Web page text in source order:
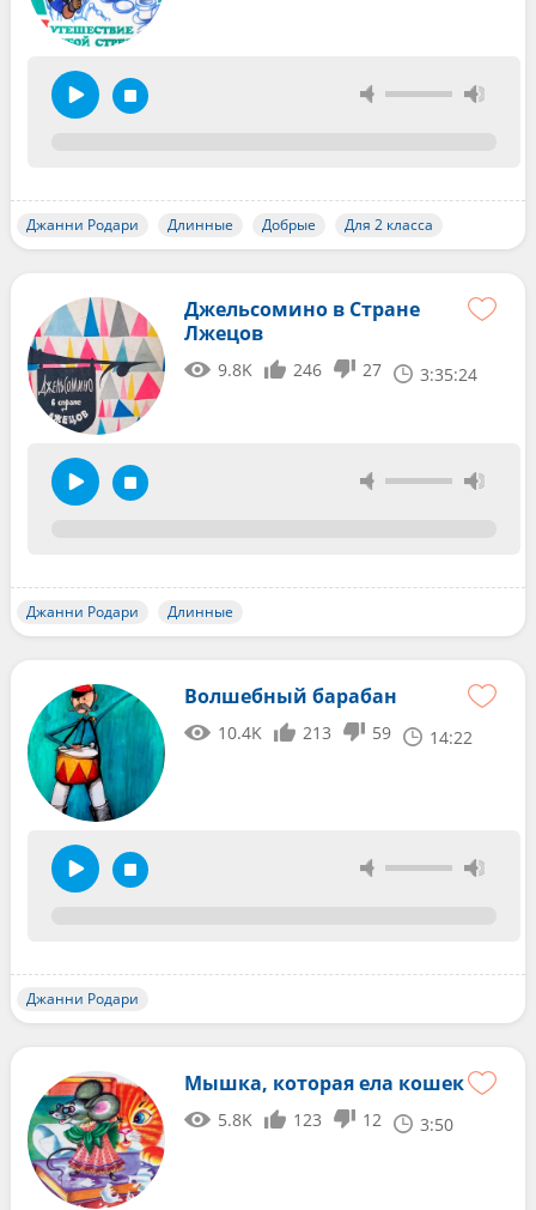
Джанни Родари Длинные Добрые Для 2 класса
Джельсомино в Стране
Лжецов
9.8K 246 27 3:35:24
Джанни Родари Длинные
Волшебный барабан
10.4K 213 59 14:22
Джанни Родари
Мышка, которая ела кошек
5.8K 123 12 3:50